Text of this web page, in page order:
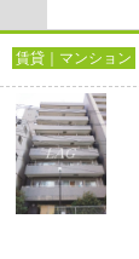
賃貸｜マンション